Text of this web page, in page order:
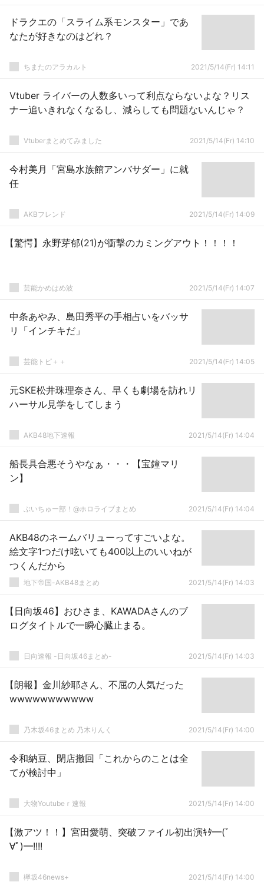
ドラクエの「スライム系モンスター」であ
なたが好きなのはどれ？
ちまたのアラカルト 2021/5/14(Fr) 14:11
Vtuber ライバーの人数多いって利点ならないよな？リス
ナー追いきれなくなるし、減らしても問題ないんじゃ？
Vtuberまとめてみました 2021/5/14(Fr) 14:10
今村美月「宮島水族館アンバサダー」に就
任
AKBフレンド 2021/5/14(Fr) 14:09
【驚愕】永野芽郁(21)が衝撃のカミングアウト！！！！
芸能かめはめ波 2021/5/14(Fr) 14:07
中条あやみ、島田秀平の手相占いをバッサ
リ「インチキだ」
芸能トピ＋＋ 2021/5/14(Fr) 14:05
元SKE松井珠理奈さん、早くも劇場を訪れリ
ハーサル見学をしてしまう
AKB48地下速報 2021/5/14(Fr) 14:04
船長具合悪そうやなぁ・・・【宝鐘マリ
ン】
ぶいちゅー部！@ホロライブまとめ 2021/5/14(Fr) 14:04
AKB48のネームバリューってすごいよな。
絵文字1つだけ呟いても400以上のいいねが
つくんだから
地下帝国-AKB48まとめ 2021/5/14(Fr) 14:03
【日向坂46】おひさま、KAWADAさんのブ
ログタイトルで一瞬心臓止まる。
日向速報 -日向坂46まとめ- 2021/5/14(Fr) 14:03
【朗報】金川紗耶さん、不屈の人気だった
wwwwwwwwwww
乃木坂46まとめ 乃木りんく 2021/5/14(Fr) 14:00
令和納豆、閉店撤回「これからのことは全
てが検討中」
大物Youtubeｒ速報 2021/5/14(Fr) 14:00
【激アツ！！】宮田愛萌、突破ファイル初出演ｷﾀ━(ﾟ
∀ﾟ)━!!!!
欅坂46news+ 2021/5/14(Fr) 14:00